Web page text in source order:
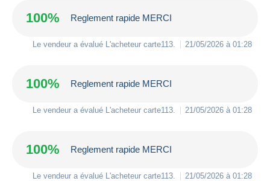
100% Reglement rapide MERCI
Le vendeur a évalué L'acheteur carte113 21/05/2026 à 01:28
100% Reglement rapide MERCI
Le vendeur a évalué L'acheteur carte113 21/05/2026 à 01:28
100% Reglement rapide MERCI
Le vendeur a évalué L'acheteur carte113 21/05/2026 à 01:28